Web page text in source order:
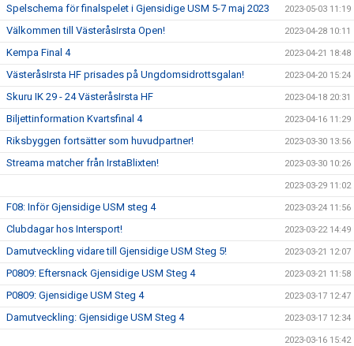
Spelschema för finalspelet i Gjensidige USM 5-7 maj 2023 2023-05-03 11:19
Välkommen till VästeråsIrsta Open! 2023-04-28 10:11
Kempa Final 4 2023-04-21 18:48
VästeråsIrsta HF prisades på Ungdomsidrottsgalan! 2023-04-20 15:24
Skuru IK 29 - 24 VästeråsIrsta HF 2023-04-18 20:31
Biljettinformation Kvartsfinal 4 2023-04-16 11:29
Riksbyggen fortsätter som huvudpartner! 2023-03-30 13:56
Streama matcher från IrstaBlixten! 2023-03-30 10:26
2023-03-29 11:02
F08: Inför Gjensidige USM steg 4 2023-03-24 11:56
Clubdagar hos Intersport! 2023-03-22 14:49
Damutveckling vidare till Gjensidige USM Steg 5! 2023-03-21 12:07
P0809: Eftersnack Gjensidige USM Steg 4 2023-03-21 11:58
P0809: Gjensidige USM Steg 4 2023-03-17 12:47
Damutveckling: Gjensidige USM Steg 4 2023-03-17 12:34
2023-03-16 15:42